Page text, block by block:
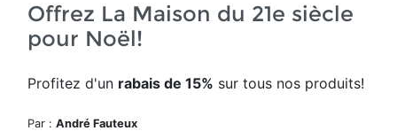
Offrez La Maison du 21e siècle
pour Noël!
Profitez d'un rabais de 15% sur tous nos produits!
Par : André Fauteux